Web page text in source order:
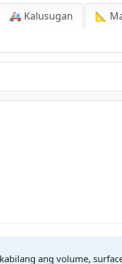
🚑 Kalusugan 📐
ang volume,